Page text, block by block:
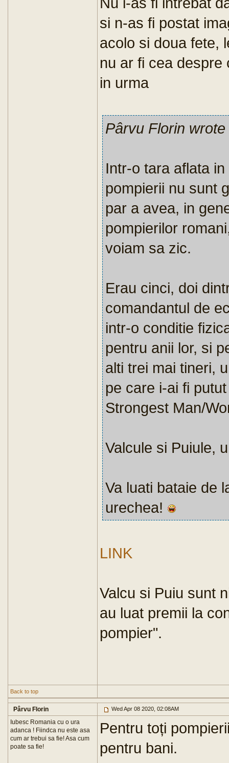
si n-as fi postat
acolo si doua fete,
nu ar fi cea
in urma
Pârvu Florin wrote
Intr-o tara aflata
pompierii nu sunt
par a avea, in
pompierilor
voiam sa zic.
Erau cinci, doi
comandantul de
intr-o conditie
pentru anii lor, si
alti trei mai tineri,
pe care i-ai fi
Strongest Man/
Valcule si Puiule,
Va luati bataie de
urechea!
LINK
Valcu si Puiu sunt
au luat premii la
pompier".
Back to top
Pârvu Florin Wed Apr 08 2020, 02:08AM
Iubesc Romania cu o ura
adanca ! Fiindca nu este asa
cum ar trebui sa fie! Asa cum
poate sa fie!
Pentru toți
pentru bani.